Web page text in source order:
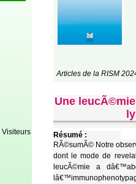
Articles de la RISM
Une
Résumé :
RÃ©sumÃ© Notre
dont le mode de
leucÃ©mie a